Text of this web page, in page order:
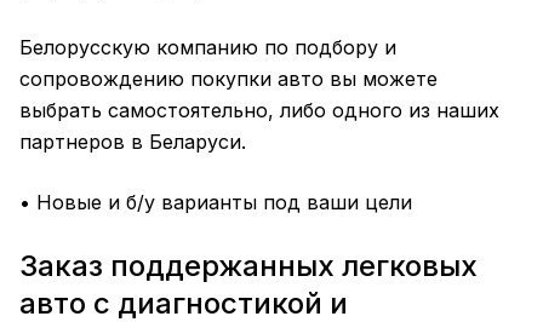
Белорусскую компанию по подбору и
сопровождению покупки авто вы можете
выбрать самостоятельно, либо одного из наших
партнеров в Беларуси.
• Новые и б/у варианты под ваши цели
Заказ поддержанных легковых
авто с диагностикой и